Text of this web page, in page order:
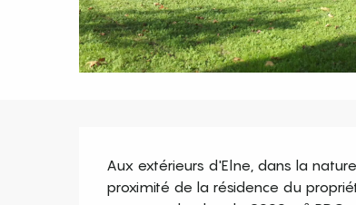
Description
Aux extérieurs d'Elne, dans la
proximité de la résidence du